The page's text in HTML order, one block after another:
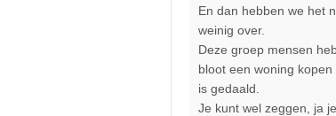
En dan hebben we het
weinig over.
Deze groep mensen
bloot een woning
is gedaald.
Je kunt wel zeggen, ja